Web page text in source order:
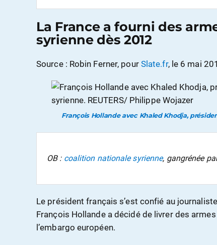
La France a fourni des
syrienne dès 2012
Source : Robin Ferner, pour Slate.fr, le 6 mai
François Hollande avec Khaled Khodja,
OB : coalition nationale syrienne, gangrénée
Le président français s’est confié au
François Hollande a décidé de livrer des
l’embargo européen.